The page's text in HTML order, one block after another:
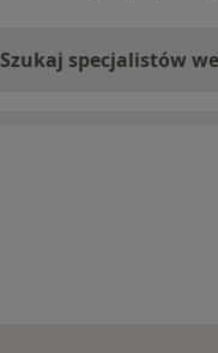
Szukaj specjalistów